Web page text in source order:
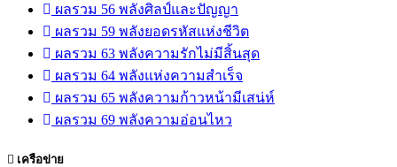
ผลรวม 56 พลังศิลป์และปัญญา
ผลรวม 59 พลังยอดรหัสแห่งชีวิต
ผลรวม 63 พลังความรักไม่มีสิ้นสุด
ผลรวม 64 พลังแห่งความสำเร็จ
ผลรวม 65 พลังความก้าวหน้ามีเสน่ห์
ผลรวม 69 พลังความอ่อนไหว
เครือข่าย